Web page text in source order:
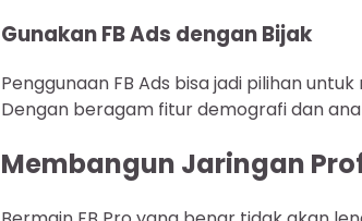
Gunakan FB Ads dengan Bijak
Penggunaan FB Ads bisa jadi pilihan
Dengan beragam fitur demografi dan
Membangun Jaringan